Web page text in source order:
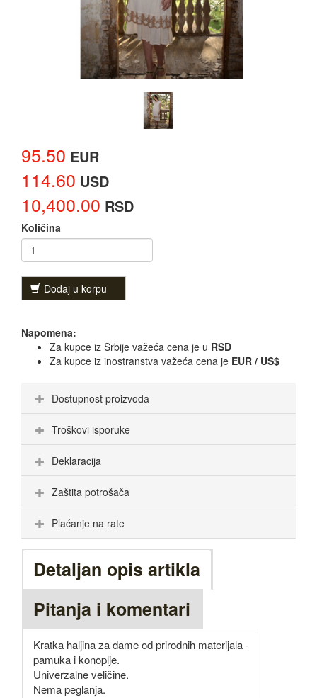
95.50 EUR
114.60 USD
10,400.00 RSD
Količina
Dodaj u korpu
Napomena:
Za kupce iz Srbije važeća cena je u RSD
Za kupce iz inostranstva važeća cena je EUR / US$
Dostupnost proizvoda
Troškovi isporuke
Deklaracija
Zaštita potrošača
Plaćanje na rate
Detaljan opis artikla
Pitanja i komentari
Kratka haljina za dame od prirodnih materijala -
pamuka i konoplje.
Univerzalne veličine.
Nema peglanja.